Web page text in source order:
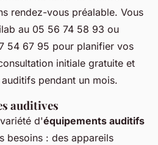
rendez-vous préalable. Vous
au 05 56 74 58 93 ou
54 67 95 pour planifier vos
initiale gratuite et
pendant un mois.
auditives
d'équipements auditifs
besoins : des appareils